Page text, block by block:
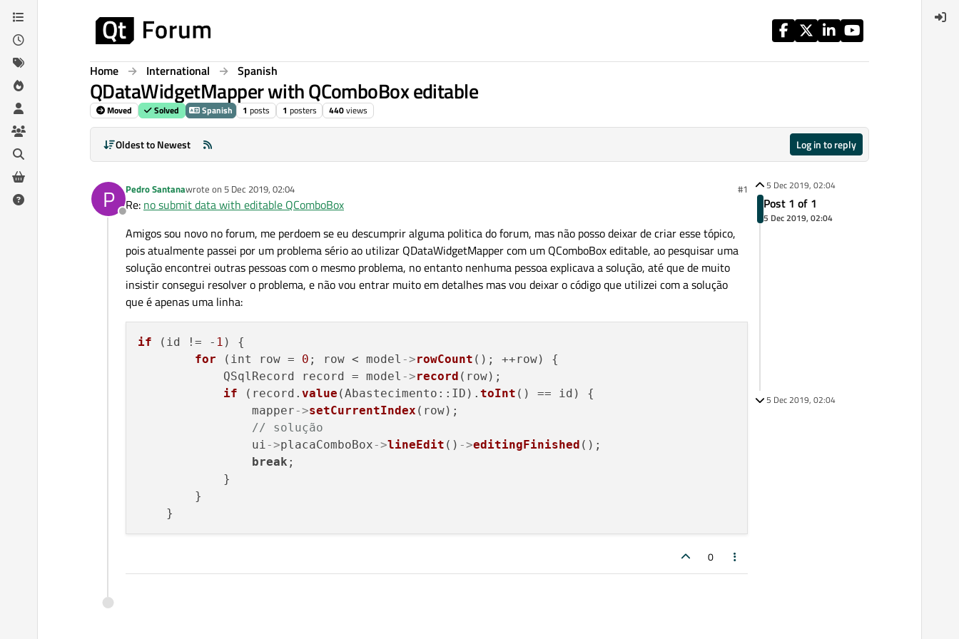
Skip to content
Home International Spanish
QDataWidgetMapper with QComboBox editable
Moved Solved Spanish 1 posts 1 posters 440views
Oldest to Newest Log in to reply
P
Offline
Pedro Santanawrote on 5 Dec 2019, 02:04
last edited by #1
Re: no submit data with editable QComboBox
Amigos sou novo no forum, me perdoem se eu descumprir alguma politica do forum, mas não posso deixar de criar esse tópico,
pois atualmente passei por um problema sério ao utilizar QDataWidgetMapper com um QComboBox editable, ao pesquisar uma
solução encontrei outras pessoas com o mesmo problema, no entanto nenhuma pessoa explicava a solução, até que de muito
insistir consegui resolver o problema, e não vou entrar muito em detalhes mas vou deixar o código que utilizei com a solução
que é apenas uma linha:
if (id != - 1 ) {
for (int row = 0 ; row < model ->rowCount (); ++row) {
            QSqlRecord record = model
->record (row);
if (record. value (Abastecimento::ID). toInt () == id) {
                mapper
->setCurrentIndex (row);
// solução
                ui
->placaComboBox->lineEdit () ->editingFinished ();
break ;
            }
        }
0
5 Dec 2019, 02:04
Post 1 of 1
5 Dec 2019, 02:04
5 Dec 2019, 02:04